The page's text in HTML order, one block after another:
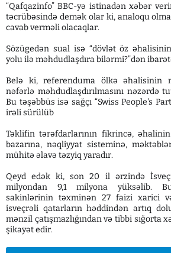
“Qafqazinfo” BBC-yə istinadən xəbər
təcrübəsində demək olar ki, analoqu
cavab verməli olacaqlar.
Sözügedən sual isə “dövlət öz
yolu ilə məhdudlaşdıra bilərmi?”dən
Belə ki, referenduma ölkə əhalisinin
nəfərlə məhdudlaşdırılmasını nəzərdə
Bu təşəbbüs isə sağçı “Swiss People's
irəli sürülüb
Təklifin tərəfdarlarının fikrincə,
bazarına, nəqliyyat sisteminə,
mühitə əlavə təzyiq yaradır.
Qeyd edək ki, son 20 il ərzində
milyondan 9,1 milyona yüksəlib.
sakinlərinin təxminən 27 faizi xarici
isveçrəli qatarların həddindən artıq
mənzil çatışmazlığından və tibbi sığorta
şikayət edir.